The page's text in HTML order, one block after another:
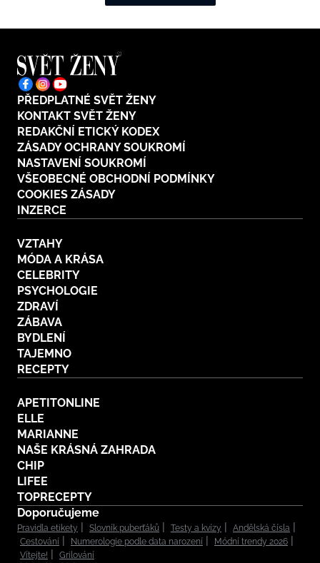
PŘEDPLATNÉ SVĚT ŽENY
KONTAKT SVĚT ŽENY
REDAKČNÍ ETICKÝ KODEX
ZÁSADY OCHRANY SOUKROMÍ
NASTAVENÍ SOUKROMÍ
VŠEOBECNÉ OBCHODNÍ PODMÍNKY
COOKIES ZÁSADY
INZERCE
VZTAHY
MÓDA A KRÁSA
CELEBRITY
PSYCHOLOGIE
ZDRAVÍ
ZÁBAVA
BYDLENÍ
TAJEMNO
RECEPTY
APETITONLINE
ELLE
MARIANNE
NAŠE KRÁSNÁ ZAHRADA
CHIP
LIFEE
TOPRECEPTY
Doporučujeme
Pravidla etikety Slovník puberťáků Testy a kvízy
Andělská čísla
Cestování
Numerologie podle data narození
Módní trendy 2026
Vítejte!
Grilování